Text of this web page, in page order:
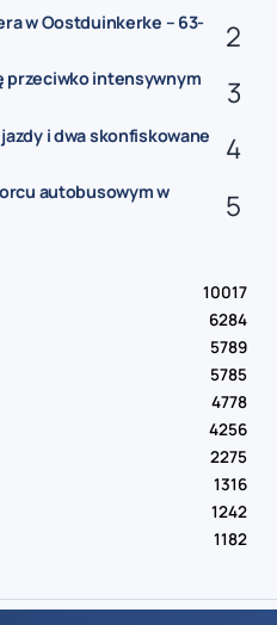
w Oostduinkerke – 63-
przeciwko intensywnym
i dwa skonfiskowane
autobusowym w
10017
6284
5789
5785
4778
4256
2275
1316
1242
1182